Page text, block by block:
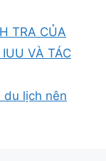
TRA CỦA
IUU VÀ TÁC
du lịch nên